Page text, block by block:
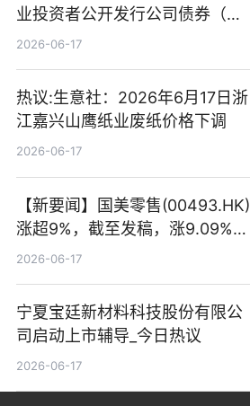
业投资者公开发行公司债券（第
二期）（品种二）2026年付息公
2026-06-17
热议:生意社：2026年6月17日浙
江嘉兴山鹰纸业废纸价格下调
2026-06-17
【新要闻】国美零售(00493.HK)
涨超9%，截至发稿，涨9.09%，
报0.012港元，成交额37.26万港
2026-06-17
宁夏宝廷新材料科技股份有限公
司启动上市辅导_今日热议
2026-06-17